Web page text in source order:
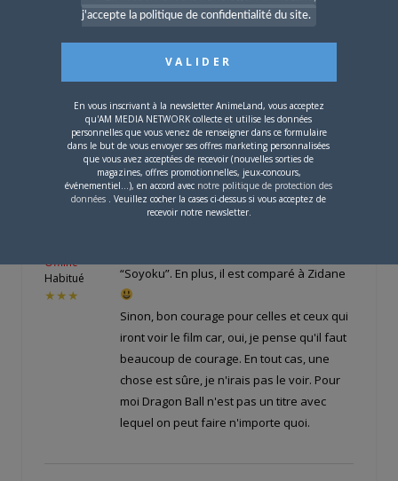
★★★★
AlloCine :
La messe est dite ! XD
Moi, je fais confiance aux avis de fans
pointus. Ca doit être méga giga bien.
,,4330519…-les-fans-.html
Offline
Habitué
★★★
maow38 LE2 AVRIL 2009 À 9 H 32 MIN
“Soyoku”. En plus, il est comparé à Zidane
Sinon, bon courage pour celles et ceux qui
iront voir le film car, oui, je pense qu'il faut
beaucoup de courage. En tout cas, une
chose est sûre, je n'irais pas le voir. Pour
moi Dragon Ball n'est pas un titre avec
lequel on peut faire n'importe quoi.
j'accepte la politique de confidentialité du site.
En vous inscrivant à la newsletter AnimeLand, vous acceptez
qu'AM MEDIA NETWORK collecte et utilise les données
personnelles que vous venez de renseigner dans ce formulaire
dans le but de vous envoyer ses offres marketing personnalisées
que vous avez acceptées de recevoir (nouvelles sorties de
magazines, offres promotionnelles, jeux-concours,
événementiel...), en accord avec notre politique de protection des
données . Veuillez cocher la cases ci-dessus si vous acceptez de
recevoir notre newsletter.